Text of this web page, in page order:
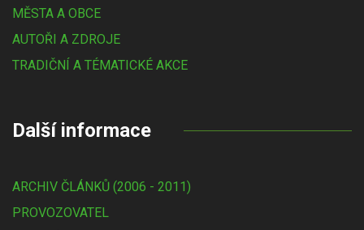
MĚSTA A OBCE
AUTOŘI A ZDROJE
TRADIČNÍ A TÉMATICKÉ AKCE
Další informace
ARCHIV ČLÁNKŮ (2006 - 2011)
PROVOZOVATEL